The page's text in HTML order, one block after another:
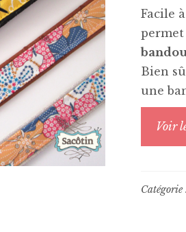
Facile
permet
Bien
une
Voir